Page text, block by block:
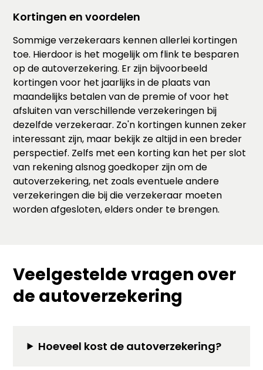
Kortingen en voordelen
Sommige verzekeraars kennen allerlei kortingen
toe. Hierdoor is het mogelijk om flink te besparen
op de autoverzekering. Er zijn bijvoorbeeld
kortingen voor het jaarlijks in de plaats van
maandelijks betalen van de premie of voor het
afsluiten van verschillende verzekeringen bij
dezelfde verzekeraar. Zo'n kortingen kunnen zeker
interessant zijn, maar bekijk ze altijd in een breder
perspectief. Zelfs met een korting kan het per slot
van rekening alsnog goedkoper zijn om de
autoverzekering, net zoals eventuele andere
verzekeringen die bij die verzekeraar moeten
worden afgesloten, elders onder te brengen.
Veelgestelde vragen over
de autoverzekering
Hoeveel kost de autoverzekering?